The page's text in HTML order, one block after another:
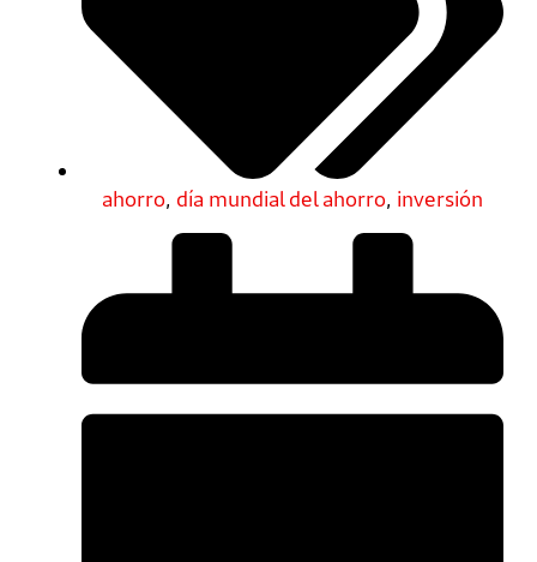
ahorro, día mundial del ahorro, inversión